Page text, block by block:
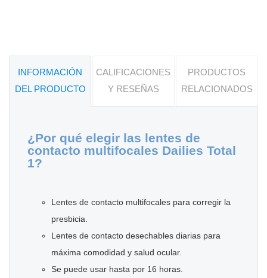
INFORMACIÓN
DEL PRODUCTO
CALIFICACIONES
Y RESEÑAS
PRODUCTOS
RELACIONADOS
¿Por qué elegir las lentes de
contacto multifocales Dailies Total
1?
Lentes de contacto multifocales para corregir la
presbicia.
Lentes de contacto desechables diarias para
máxima comodidad y salud ocular.
Se puede usar hasta por 16 horas.